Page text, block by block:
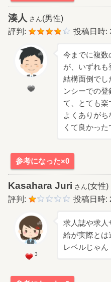
湊人 さん(男性)
評判:
投稿日時:
今までに複数
が、いずれも
結構面倒でし
ンシーでの登
て、とても楽
よくありが
くて良かった
参考になった×0
Kasahara Juri さん(女性)
評判:
投稿日時:
3
求人誌や求人
給が実際とは
レベルじゃん